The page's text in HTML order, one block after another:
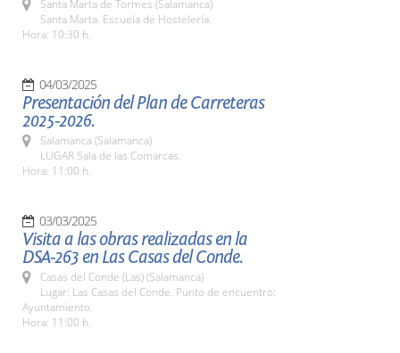
Santa Marta de Tormes (Salamanca)
Santa Marta. Escuela de Hostelería.
Hora: 10:30 h.
04/03/2025
Presentación del Plan de Carreteras
2025-2026.
Salamanca (Salamanca)
LUGAR Sala de las Comarcas.
Hora: 11:00 h.
03/03/2025
Visita a las obras realizadas en la
DSA-263 en Las Casas del Conde.
Casas del Conde (Las) (Salamanca)
Lugar: Las Casas del Conde. Punto de encuentro:
Ayuntamiento.
Hora: 11:00 h.